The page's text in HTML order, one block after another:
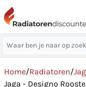
Home/Radiatoren/
Jaga - Designo